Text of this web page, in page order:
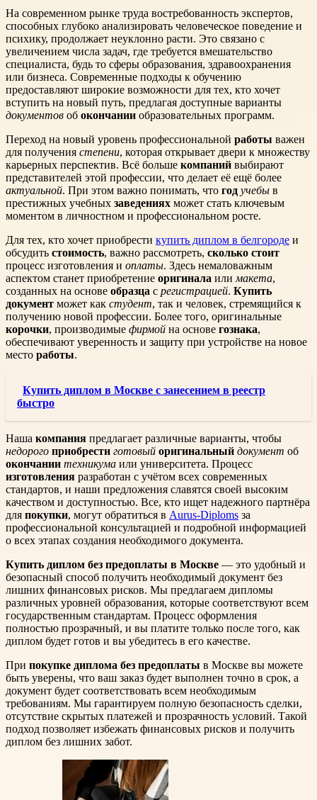
На современном рынке труда востребованность экспертов,
способных глубоко анализировать человеческое поведение и
психику, продолжает неуклонно расти. Это связано с
увеличением числа задач, где требуется вмешательство
специалиста, будь то сферы образования, здравоохранения
или бизнеса. Современные подходы к обучению
предоставляют широкие возможности для тех, кто хочет
вступить на новый путь, предлагая доступные варианты
документов об окончании образовательных программ.
Переход на новый уровень профессиональной работы важен
для получения степени, которая открывает двери к множеству
карьерных перспектив. Всё больше компаний выбирают
представителей этой профессии, что делает её ещё более
актуальной. При этом важно понимать, что год учебы в
престижных учебных заведениях может стать ключевым
моментом в личностном и профессиональном росте.
Для тех, кто хочет приобрести купить диплом в белгороде и
обсудить стоимость, важно рассмотреть, сколько стоит
процесс изготовления и оплаты. Здесь немаловажным
аспектом станет приобретение оригинала или макета,
созданных на основе образца с регистрацией. Купить
документ может как студент, так и человек, стремящийся к
получению новой профессии. Более того, оригинальные
корочки, производимые фирмой на основе гознака,
обеспечивают уверенность и защиту при устройстве на новое
место работы.
Купить диплом в Москве с занесением в реестр
быстро
Наша компания предлагает различные варианты, чтобы
недорого приобрести готовый оригинальный документ об
окончании техникума или университета. Процесс
изготовления разработан с учётом всех современных
стандартов, и наши предложения славятся своей высоким
качеством и доступностью. Все, кто ищет надежного партнёра
для покупки, могут обратиться в Aurus-Diploms за
профессиональной консультацией и подробной информацией
о всех этапах создания необходимого документа.
Купить диплом без предоплаты в Москве — это удобный и
безопасный способ получить необходимый документ без
лишних финансовых рисков. Мы предлагаем дипломы
различных уровней образования, которые соответствуют всем
государственным стандартам. Процесс оформления
полностью прозрачный, и вы платите только после того, как
диплом будет готов и вы убедитесь в его качестве.
При покупке диплома без предоплаты в Москве вы можете
быть уверены, что ваш заказ будет выполнен точно в срок, а
документ будет соответствовать всем необходимым
требованиям. Мы гарантируем полную безопасность сделки,
отсутствие скрытых платежей и прозрачность условий. Такой
подход позволяет избежать финансовых рисков и получить
диплом без лишних забот.